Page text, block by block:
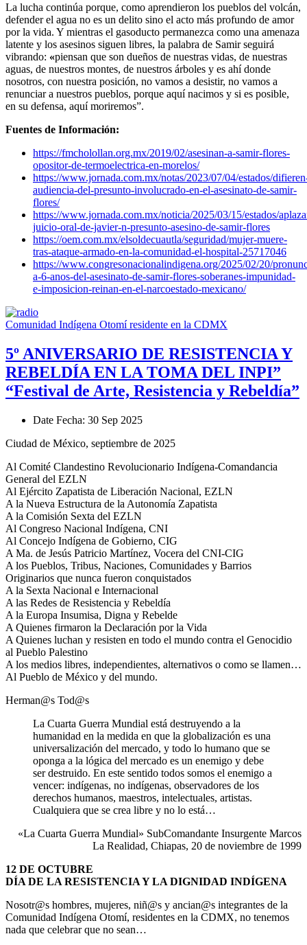
La lucha continúa porque, como aprendieron los pueblos del volcán,
defender el agua no es un delito sino el acto más profundo de amor
por la vida. Y mientras el gasoducto permanezca como una amenaza
latente y los asesinos siguen libres, la palabra de Samir seguirá
vibrando: «piensan que son dueños de nuestras vidas, de nuestras
aguas, de nuestros montes, de nuestros árboles y es ahí donde
nosotros, con nuestra posición, no vamos a desistir, no vamos a
renunciar a nuestros pueblos, porque aquí nacimos y si es posible,
en su defensa, aquí moriremos”.
Fuentes de Información:
https://fmcholollan.org.mx/2019/02/asesinan-a-samir-flores-
opositor-de-termoelectrica-en-morelos/
https://www.jornada.com.mx/notas/2023/07/04/estados/
audiencia-del-presunto-involucrado-en-el-asesinato-de-samir-
flores/
https://www.jornada.com.mx/noticia/2025/03/15/estados/
juicio-oral-de-javier-n-presunto-asesino-de-samir-flores
https://oem.com.mx/elsoldecuautla/seguridad/mujer-muere-
tras-ataque-armado-en-la-comunidad-el-hospital-25717046
https://www.congresonacionalindigena.org/2025/02/20/
a-6-anos-del-asesinato-de-samir-flores-soberanes-impunidad-
e-imposicion-reinan-en-el-narcoestado-mexicano/
Comunidad Indígena Otomí residente en la CDMX
5º ANIVERSARIO DE RESISTENCIA Y
REBELDÍA EN LA TOMA DEL INPI”
“Festival de Arte, Resistencia y Rebeldía”
Date Fecha: 30 Sep 2025
Ciudad de México, septiembre de 2025
Al Comité Clandestino Revolucionario Indígena-Comandancia
General del EZLN
Al Ejército Zapatista de Liberación Nacional, EZLN
A la Nueva Estructura de la Autonomía Zapatista
A la Comisión Sexta del EZLN
Al Congreso Nacional Indígena, CNI
Al Concejo Indígena de Gobierno, CIG
A Ma. de Jesús Patricio Martínez, Vocera del CNI-CIG
A los Pueblos, Tribus, Naciones, Comunidades y Barrios
Originarios que nunca fueron conquistados
A la Sexta Nacional e Internacional
A las Redes de Resistencia y Rebeldía
A la Europa Insumisa, Digna y Rebelde
A Quienes firmaron la Declaración por la Vida
A Quienes luchan y resisten en todo el mundo contra el Genocidio
al Pueblo Palestino
A los medios libres, independientes, alternativos o como se llamen…
Al Pueblo de México y del mundo.
Herman@s Tod@s
La Cuarta Guerra Mundial está destruyendo a la
humanidad en la medida en que la globalización es una
universalización del mercado, y todo lo humano que se
oponga a la lógica del mercado es un enemigo y debe
ser destruido. En este sentido todos somos el enemigo a
vencer: indígenas, no indígenas, observadores de los
derechos humanos, maestros, intelectuales, artistas.
Cualquiera que se crea libre y no lo está…
«La Cuarta Guerra Mundial» SubComandante Insurgente Marcos
La Realidad, Chiapas, 20 de noviembre de 1999
12 DE OCTUBRE
DÍA DE LA RESISTENCIA Y LA DIGNIDAD INDÍGENA
Nosotr@s hombres, mujeres, niñ@s y ancian@s integrantes de la
Comunidad Indígena Otomí, residentes en la CDMX, no tenemos
nada que celebrar que no sean…